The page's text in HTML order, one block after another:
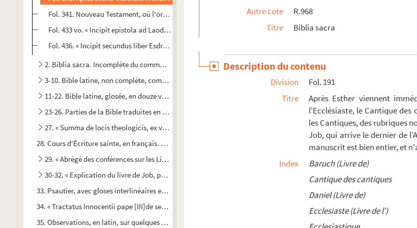
Fol. 341. Nouveau Testament, où l'ordre des livres a subi plusieurs interversions ; car les Évangiles et les A...
Fol. 433 vo. « Incipit epistola ad Laodicenses. Paulus apostolus, non ab hominibus neque per hominem, sed per Jes...
Fol. 436. « Incipit secundus liber Esdre. Et fecit Josias Pascha in Jerosolimis... » — Fin : « ...Secundum tes...
2. Biblia sacra. Incomplète du commencement. Un ancien foliotage, qui commence par LI, indique l'absenc...
3-10. Bible latine, non complète, composée de huit volumes de différents formats, réunis pour former un mê...
11-22. Bible latine, glosée, en douze volumes, dont les formats varient ; contenant presque tous les livres...
23-26. Parties de la Bible traduites en hébreu. — Quatre volumes
27. « Summa de locis theologicis, ex variis auctoribus praesertim aleotericis collecta a R. P. J[oanne]C...
28. Cours d'Écriture sainte, en français. — L'auteur, ou plutôt le professeur, étudie le Pentateuque ; m...
29. « Abrégé des conférences sur les Livres des Rois, faites depuis 1722 jusqu'en 1725. Les conférences ...
30-32. « Explication du livre de Job, par M. l'abbé d'Asset, docteur de Sorbonne. » — Trois volumes
33. Psautier, avec gloses interlinéaires et marginales
34. « Tractatus Innocentii pape [III]de septem penitentialibus psalmis incipit. » — Commencement du prol...
35. Observations, en latin, sur quelques passages du Pentateuque et du livre de Job ; suivies d'un comme...
Autre cote
R.968
Titre
Biblia sacra
Description du contenu
Division
Fol. 191
Titre
Après Esther viennent
l'Ecclésiaste, le Cantique des
les Cantiques, des rubriques
Job, qui arrive le dernier de
manuscrit est bien entier, et
Index
Baruch (Livre de)
Cantique des cantiques
Daniel (Livre de)
Ecclesiaste (Livre de l')